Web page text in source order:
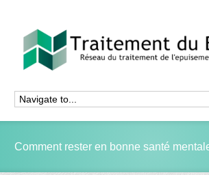
Comment rester en bonne santé